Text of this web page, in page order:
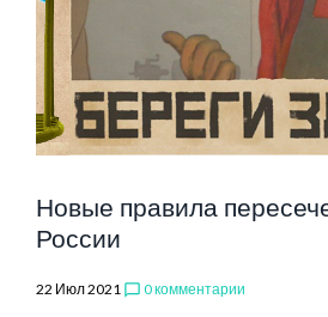
РФ
Новые правила
России
22 Июл 2021 chat_bubble_outline 0 комментарии